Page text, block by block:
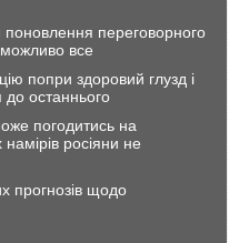
поновлення переговорного
все
попри здоровий глузд і
останнього
погодитись на
росіяни не
прогнозів щодо